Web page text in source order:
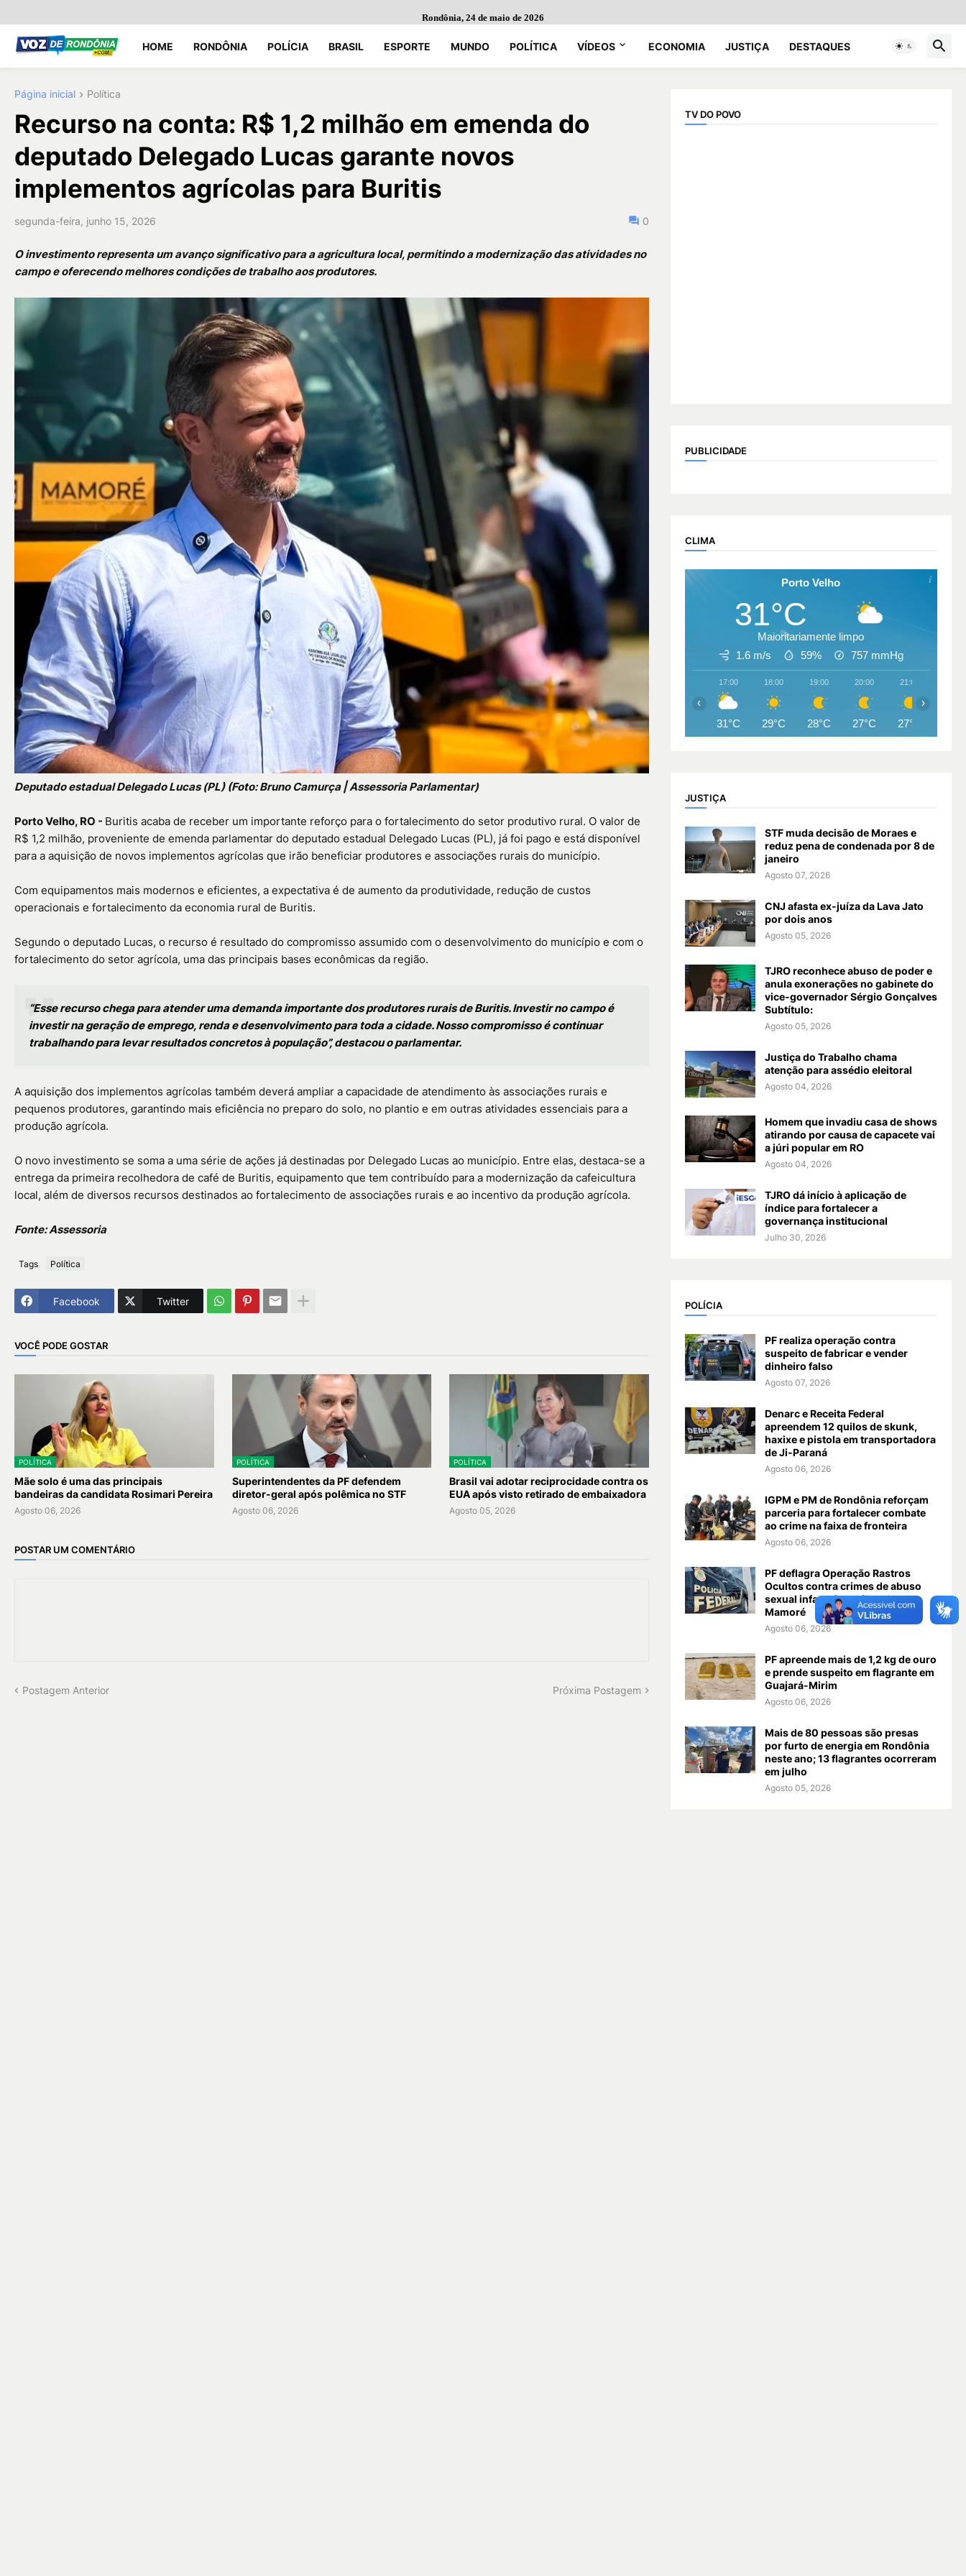
Rondônia, 24 de maio de 2026
HOME RONDÔNIA POLÍCIA BRASIL ESPORTE MUNDO POLÍTICA VÍDEOS ECONOMIA JUSTIÇA DESTAQUES
Página inicial Política
Recurso na conta: R$ 1,2 milhão em emenda do
deputado Delegado Lucas garante novos
implementos agrícolas para Buritis
segunda-feira, junho 15, 2026 0
O investimento representa um avanço significativo para a agricultura local, permitindo a modernização das atividades no
campo e oferecendo melhores condições de trabalho aos produtores.
Deputado estadual Delegado Lucas (PL) (Foto: Bruno Camurça | Assessoria Parlamentar)
Porto Velho, RO - Buritis acaba de receber um importante reforço para o fortalecimento do setor produtivo rural. O valor de
R$ 1,2 milhão, proveniente de emenda parlamentar do deputado estadual Delegado Lucas (PL), já foi pago e está disponível
para a aquisição de novos implementos agrícolas que irão beneficiar produtores e associações rurais do município.
Com equipamentos mais modernos e eficientes, a expectativa é de aumento da produtividade, redução de custos
operacionais e fortalecimento da economia rural de Buritis.
Segundo o deputado Lucas, o recurso é resultado do compromisso assumido com o desenvolvimento do município e com o
fortalecimento do setor agrícola, uma das principais bases econômicas da região.
“Esse recurso chega para atender uma demanda importante dos produtores rurais de Buritis. Investir no campo é
investir na geração de emprego, renda e desenvolvimento para toda a cidade. Nosso compromisso é continuar
trabalhando para levar resultados concretos à população”, destacou o parlamentar.
A aquisição dos implementos agrícolas também deverá ampliar a capacidade de atendimento às associações rurais e
pequenos produtores, garantindo mais eficiência no preparo do solo, no plantio e em outras atividades essenciais para a
produção agrícola.
O novo investimento se soma a uma série de ações já destinadas por Delegado Lucas ao município. Entre elas, destaca-se a
entrega da primeira recolhedora de café de Buritis, equipamento que tem contribuído para a modernização da cafeicultura
local, além de diversos recursos destinados ao fortalecimento de associações rurais e ao incentivo da produção agrícola.
Fonte: Assessoria
Tags Política
Facebook Twitter
VOCÊ PODE GOSTAR
POLÍTICA
Mãe solo é uma das principais
bandeiras da candidata Rosimari Pereira
Agosto 06, 2026
POLÍTICA
Superintendentes da PF defendem
diretor-geral após polêmica no STF
Agosto 06, 2026
POLÍTICA
Brasil vai adotar reciprocidade contra os
EUA após visto retirado de embaixadora
Agosto 05, 2026
POSTAR UM COMENTÁRIO
Postagem Anterior Próxima Postagem
TV DO POVO
PUBLICIDADE
CLIMA
Porto Velho
31°C
Maioritariamente limpo
1.6 m/s
59% 757 mmHg
17:00
31°C
18:00
29°C
19:00
28°C
20:00
27°C
21:00
27°C
‹ ›
JUSTIÇA
STF muda decisão de Moraes e
reduz pena de condenada por 8 de
janeiro
Agosto 07, 2026
CNJ afasta ex-juíza da Lava Jato
por dois anos
Agosto 05, 2026
TJRO reconhece abuso de poder e
anula exonerações no gabinete do
vice-governador Sérgio Gonçalves
Subtítulo:
Agosto 05, 2026
Justiça do Trabalho chama
atenção para assédio eleitoral
Agosto 04, 2026
Homem que invadiu casa de shows
atirando por causa de capacete vai
a júri popular em RO
Agosto 04, 2026
TJRO dá início à aplicação de
índice para fortalecer a
governança institucional
Julho 30, 2026
POLÍCIA
PF realiza operação contra
suspeito de fabricar e vender
dinheiro falso
Agosto 07, 2026
Denarc e Receita Federal
apreendem 12 quilos de skunk,
haxixe e pistola em transportadora
de Ji-Paraná
Agosto 06, 2026
IGPM e PM de Rondônia reforçam
parceria para fortalecer combate
ao crime na faixa de fronteira
Agosto 06, 2026
PF deflagra Operação Rastros
Ocultos contra crimes de abuso
sexual infantojuvenil em Nova
Mamoré
Agosto 06, 2026
PF apreende mais de 1,2 kg de ouro
e prende suspeito em flagrante em
Guajará-Mirim
Agosto 06, 2026
Mais de 80 pessoas são presas
por furto de energia em Rondônia
neste ano; 13 flagrantes ocorreram
em julho
Agosto 05, 2026